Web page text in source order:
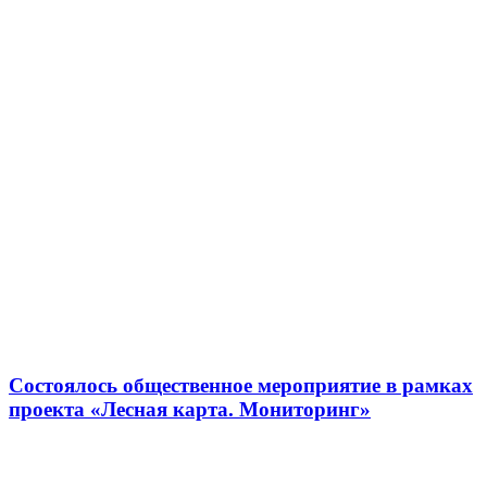
Состоялось общественное мероприятие в рамках
проекта «Лесная карта. Мониторинг»